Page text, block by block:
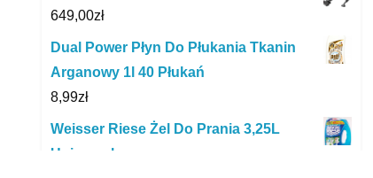
649,00zł
Dual Power Płyn Do Płukania Tkanin
Arganowy 1l 40 Płukań
8,99zł
Weisser Riese Żel Do Prania 3,25L
Universal